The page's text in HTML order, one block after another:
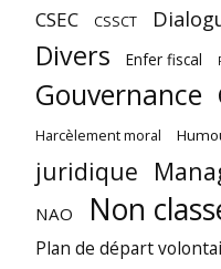
CSEC CSSCT
Divers Enfer fiscal
Gouvernance
Harcèlement moral
juridique
NAO Non
Plan de départ